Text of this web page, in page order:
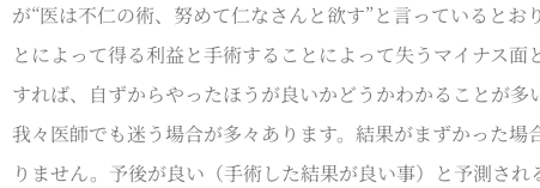
が“医は不仁の術、努めて仁なさんと欲す”と言っていると
とによって得る利益と手術することによって失うマイナス
すれば、自ずからやったほうが良いかどうかわかることが
我々医師でも迷う場合が多々あります。結果がまずかった
りません。予後が良い（手術した結果が良い事）と予測さ